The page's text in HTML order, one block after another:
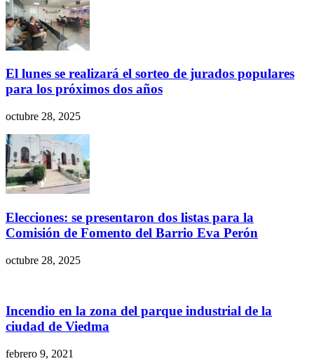
El lunes se realizará el sorteo de jurados populares
para los próximos dos años
octubre 28, 2025
Elecciones: se presentaron dos listas para la
Comisión de Fomento del Barrio Eva Perón
octubre 28, 2025
Incendio en la zona del parque industrial de la
ciudad de Viedma
febrero 9, 2021